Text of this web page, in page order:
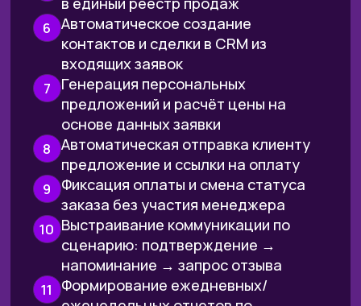
Научишься продумывать
автоматизацию как систему:
чтобы её можно было легко
поддерживать, улучшать и
передавать другому человеку
без хаоса
Ключевая
трансформация: из «умею
собрать сценарий»
в «проектирую и запускаю
автоматизацию как
систему, которой можно
доверять»